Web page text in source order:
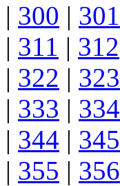
| 300 | 301
| 311 | 312
| 322 | 323
| 333 | 334
| 344 | 345
| 355 | 356